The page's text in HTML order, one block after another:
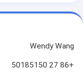
Wendy Wang
+86 27 50185150